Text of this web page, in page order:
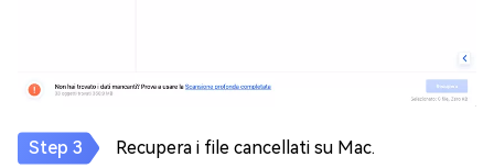
Recupera i file cancellati su Mac.